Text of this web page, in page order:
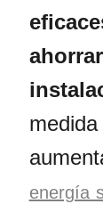
energía